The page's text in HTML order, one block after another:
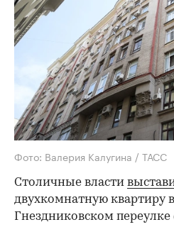
Фото: Валерия Калугина / ТАСС
Столичные власти
двухкомнатную квартиру
Гнездниковском